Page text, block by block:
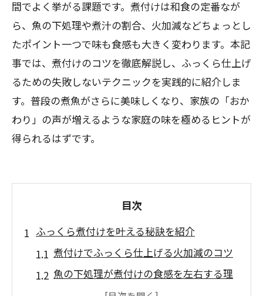
間でよく挙がる課題です。煮付けは和食の定番なが
ら、魚の下処理や煮汁の割合、火加減などちょっとし
たポイント一つで味も食感も大きく変わります。本記
事では、煮付けのコツを徹底解説し、ふっくら仕上げ
るための失敗しないテクニックを実践的に紹介しま
す。普段の煮魚がさらに美味しくなり、家族の「おか
わり」の声が増えるような家庭の味を極めるヒントが
得られるはずです。
目次
ふっくら煮付けを叶える秘訣を紹介
煮付けでふっくら仕上げる火加減のコツ
魚の下処理が煮付けの食感を左右する理